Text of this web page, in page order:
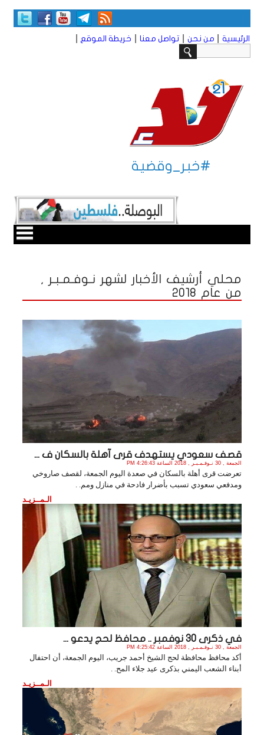
الرئيسية من نحن تواصل معنا خريطة الموقع
#خبر_وقضية
محلي أرشيف الأخبار لشهر نـوفـمـبـر ,
من عام 2018
قصف سعودي يستهدف قرى آهلة بالسكان ف ...
الجمعة , 30 نـوفـمـبـر , 2018 الساعة 4:26:43 PM
تعرضت قرى أهلة بالسكان في صعدة اليوم الجمعة، لقصف صاروخي
ومدفعي سعودي تسبب بأضرار فادحة في منازل ومم. .
الـمــزيـد
في ذكرى 30 نوفمبر .. محافظ لحج يدعو ...
الجمعة , 30 نـوفـمـبـر , 2018 الساعة 4:25:42 PM
أكد محافظ محافظة لحج الشيخ أحمد جريب، اليوم الجمعة، أن احتفال
أبناء الشعب اليمني بذكرى عيد جلاء المح. .
الـمــزيـد